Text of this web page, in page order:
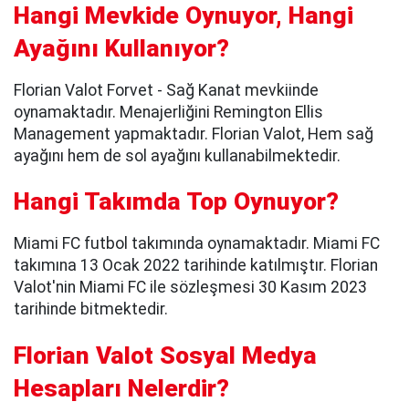
Hangi Mevkide Oynuyor, Hangi
Ayağını Kullanıyor?
Florian Valot Forvet - Sağ Kanat mevkiinde
oynamaktadır. Menajerliğini Remington Ellis
Management yapmaktadır. Florian Valot, Hem sağ
ayağını hem de sol ayağını kullanabilmektedir.
Hangi Takımda Top Oynuyor?
Miami FC futbol takımında oynamaktadır. Miami FC
takımına 13 Ocak 2022 tarihinde katılmıştır. Florian
Valot'nin Miami FC ile sözleşmesi 30 Kasım 2023
tarihinde bitmektedir.
Florian Valot Sosyal Medya
Hesapları Nelerdir?